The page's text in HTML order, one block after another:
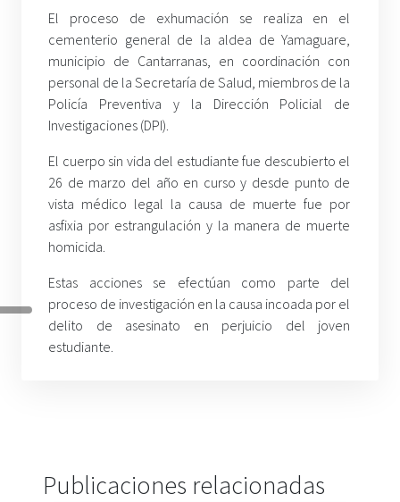
El proceso de exhumación se realiza en el
cementerio general de la aldea de Yamaguare,
municipio de Cantarranas, en coordinación con
personal de la Secretaría de Salud, miembros de la
Policía Preventiva y la Dirección Policial de
Investigaciones (DPI).
El cuerpo sin vida del estudiante fue descubierto el
26 de marzo del año en curso y desde punto de
vista médico legal la causa de muerte fue por
asfixia por estrangulación y la manera de muerte
homicida.
Estas acciones se efectúan como parte del
proceso de investigación en la causa incoada por el
delito de asesinato en perjuicio del joven
estudiante.
Publicaciones relacionadas